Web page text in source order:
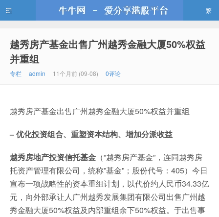
牛牛网
繁
越秀房产基金出售广州越秀金融大厦50%权益
并重组
专栏 admin 11个月前 (09-08) 0评论
越秀房产基金出售广州越秀金融大厦50%权益并重组
– 优化投资组合、重塑资本结构、增加分派收益
越秀房地产投资信托基金 （”越秀房产基金”，连同越秀房
托资产管理有限公司，统称”基金”；股份代号：405）今日
宣布一项战略性的资本重组计划，以代价约人民币34.33亿
元，向外部承让人广州越秀发展集团有限公司出售广州越
秀金融大厦50%权益及内部重组余下50%权益。于出售事